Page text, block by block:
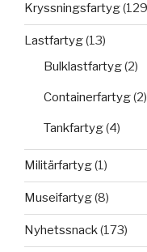
Kryssningsfartyg
Lastfartyg(13)
Bulklastfartyg(2)
Containerfartyg(2)
Tankfartyg(4)
Militärfartyg(1)
Museifartyg(8)
Nyhetssnack(173)